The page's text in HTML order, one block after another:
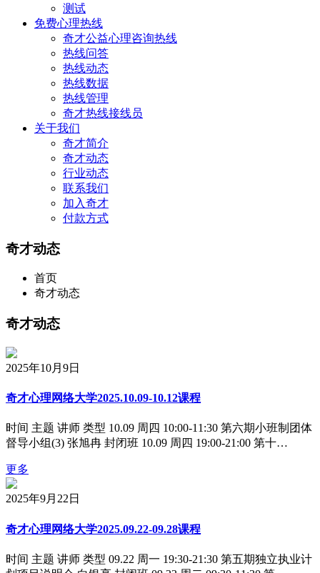
测试
免费心理热线
奇才公益心理咨询热线
热线问答
热线动态
热线数据
热线管理
奇才热线接线员
关于我们
奇才简介
奇才动态
行业动态
联系我们
加入奇才
付款方式
奇才动态
首页
奇才动态
奇才动态
2025年10月9日
奇才心理网络大学2025.10.09-10.12课程
时间 主题 讲师 类型 10.09 周四 10:00-11:30 第六期小班制团体
督导小组(3) 张旭冉 封闭班 10.09 周四 19:00-21:00 第十…
更多
2025年9月22日
奇才心理网络大学2025.09.22-09.28课程
时间 主题 讲师 类型 09.22 周一 19:30-21:30 第五期独立执业计